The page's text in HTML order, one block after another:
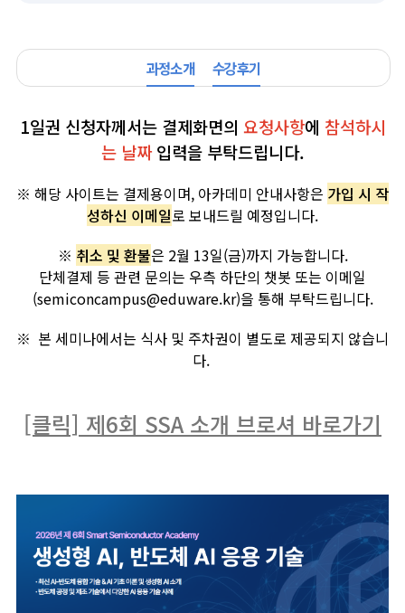
과정소개 수강후기
1일권 신청자께서는 결제화면의 요청사항에 참석하시
는 날짜입력을 부탁드립니다.
※ 해당 사이트는 결제용이며, 아카데미 안내사항은 가입 시 작
성하신 이메일로 보내드릴 예정입니다.
※ 취소 및 환불은 2월 13일(금)까지 가능합니다.
단체결제 등 관련 문의는 우측 하단의 챗봇 또는 이메일
(semiconcampus@eduware.kr)을 통해 부탁드립니다.
※ 본 세미나에서는 식사 및 주차권이 별도로 제공되지 않습니
다.
[클릭] 제6회 SSA 소개 브로셔 바로가기